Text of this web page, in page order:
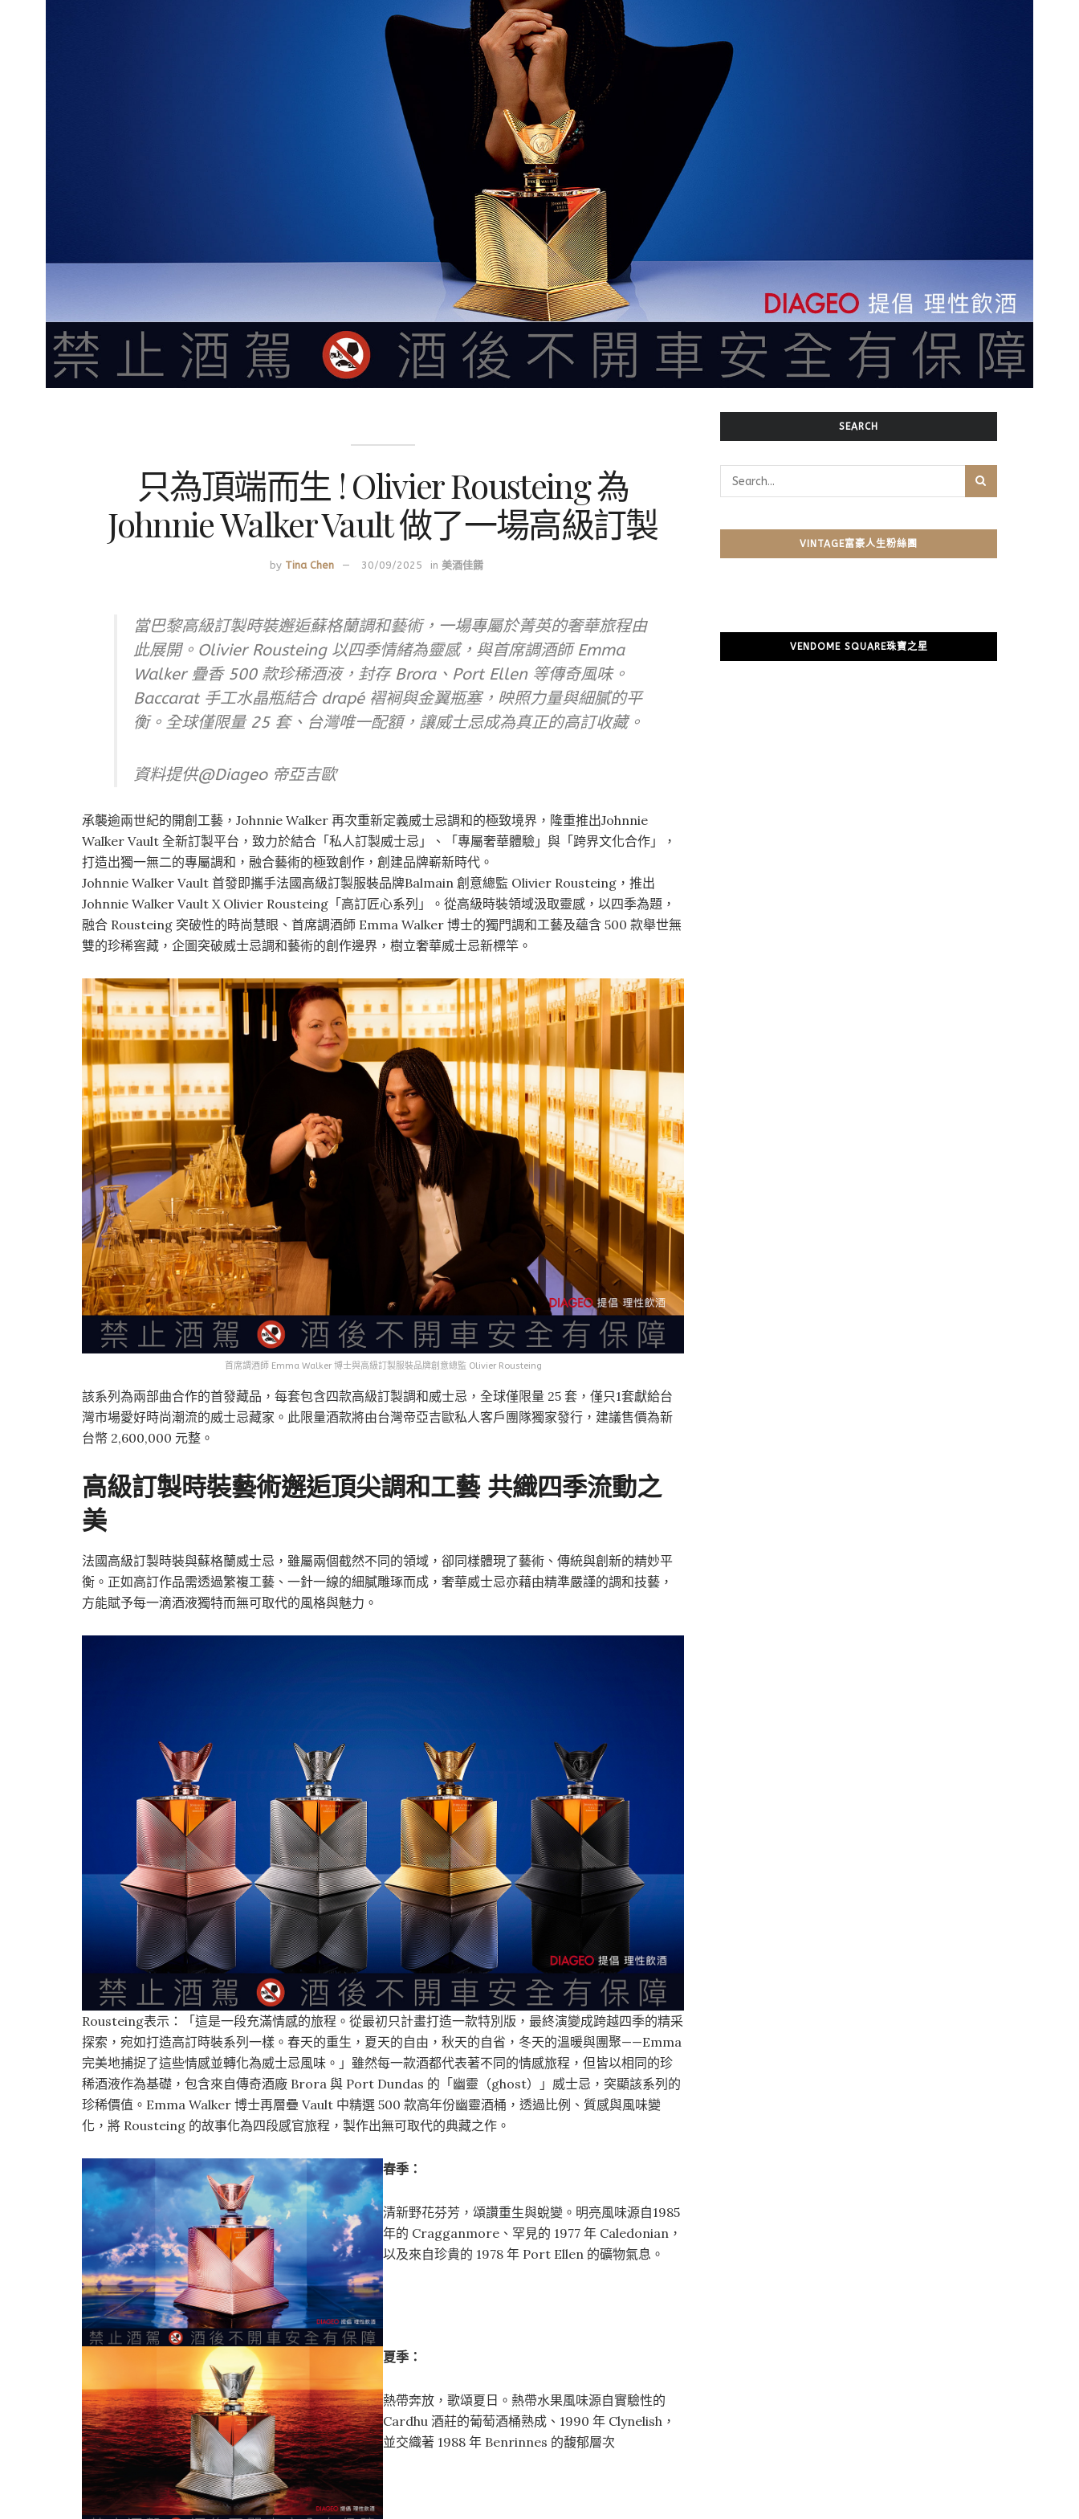
只為頂端而生 ! Olivier Rousteing 為
Johnnie Walker Vault 做了一場高級訂製
by Tina Chen 30/09/2025 in 美酒佳餚
當巴黎高級訂製時裝邂逅蘇格蘭調和藝術，一場專屬於菁英的奢華旅程由
此展開。Olivier Rousteing 以四季情緒為靈感，與首席調酒師 Emma
Walker 疊香 500 款珍稀酒液，封存 Brora、Port Ellen 等傳奇風味。
Baccarat 手工水晶瓶結合 drapé 褶裥與金翼瓶塞，映照力量與細膩的平
衡。全球僅限量 25 套、台灣唯一配額，讓威士忌成為真正的高訂收藏。
資料提供@Diageo 帝亞吉歐
承襲逾兩世紀的開創工藝，Johnnie Walker 再次重新定義威士忌調和的極致境界，隆重推出Johnnie
Walker Vault 全新訂製平台，致力於結合「私人訂製威士忌」、「專屬奢華體驗」與「跨界文化合作」，
打造出獨一無二的專屬調和，融合藝術的極致創作，創建品牌嶄新時代。
Johnnie Walker Vault 首發即攜手法國高級訂製服裝品牌Balmain 創意總監 Olivier Rousteing，推出
Johnnie Walker Vault X Olivier Rousteing「高訂匠心系列」。從高級時裝領域汲取靈感，以四季為題，
融合 Rousteing 突破性的時尚慧眼、首席調酒師 Emma Walker 博士的獨門調和工藝及蘊含 500 款舉世無
雙的珍稀窖藏，企圖突破威士忌調和藝術的創作邊界，樹立奢華威士忌新標竿。
首席調酒師 Emma Walker 博士與高級訂製服裝品牌創意總監 Olivier Rousteing
該系列為兩部曲合作的首發藏品，每套包含四款高級訂製調和威士忌，全球僅限量 25 套，僅只1套獻給台
灣市場愛好時尚潮流的威士忌藏家。此限量酒款將由台灣帝亞吉歐私人客戶團隊獨家發行，建議售價為新
台幣 2,600,000 元整。
高級訂製時裝藝術邂逅頂尖調和工藝 共織四季流動之
美
法國高級訂製時裝與蘇格蘭威士忌，雖屬兩個截然不同的領域，卻同樣體現了藝術、傳統與創新的精妙平
衡。正如高訂作品需透過繁複工藝、一針一線的細膩雕琢而成，奢華威士忌亦藉由精準嚴謹的調和技藝，
方能賦予每一滴酒液獨特而無可取代的風格與魅力。
Rousteing表示：「這是一段充滿情感的旅程。從最初只計畫打造一款特別版，最終演變成跨越四季的精采
探索，宛如打造高訂時裝系列一樣。春天的重生，夏天的自由，秋天的自省，冬天的溫暖與團聚——Emma
完美地捕捉了這些情感並轉化為威士忌風味。」雖然每一款酒都代表著不同的情感旅程，但皆以相同的珍
稀酒液作為基礎，包含來自傳奇酒廠 Brora 與 Port Dundas 的「幽靈（ghost）」威士忌，突顯該系列的
珍稀價值。Emma Walker 博士再層疊 Vault 中精選 500 款高年份幽靈酒桶，透過比例、質感與風味變
化，將 Rousteing 的故事化為四段感官旅程，製作出無可取代的典藏之作。
春季：
清新野花芬芳，頌讚重生與蛻變。明亮風味源自1985
年的 Cragganmore、罕見的 1977 年 Caledonian，
以及來自珍貴的 1978 年 Port Ellen 的礦物氣息。
夏季：
熱帶奔放，歌頌夏日。熱帶水果風味源自實驗性的
Cardhu 酒莊的葡萄酒桶熟成、1990 年 Clynelish，
並交織著 1988 年 Benrinnes 的馥郁層次
SEARCH
VINTAGE富豪人生粉絲團
VENDOME SQUARE珠寶之星